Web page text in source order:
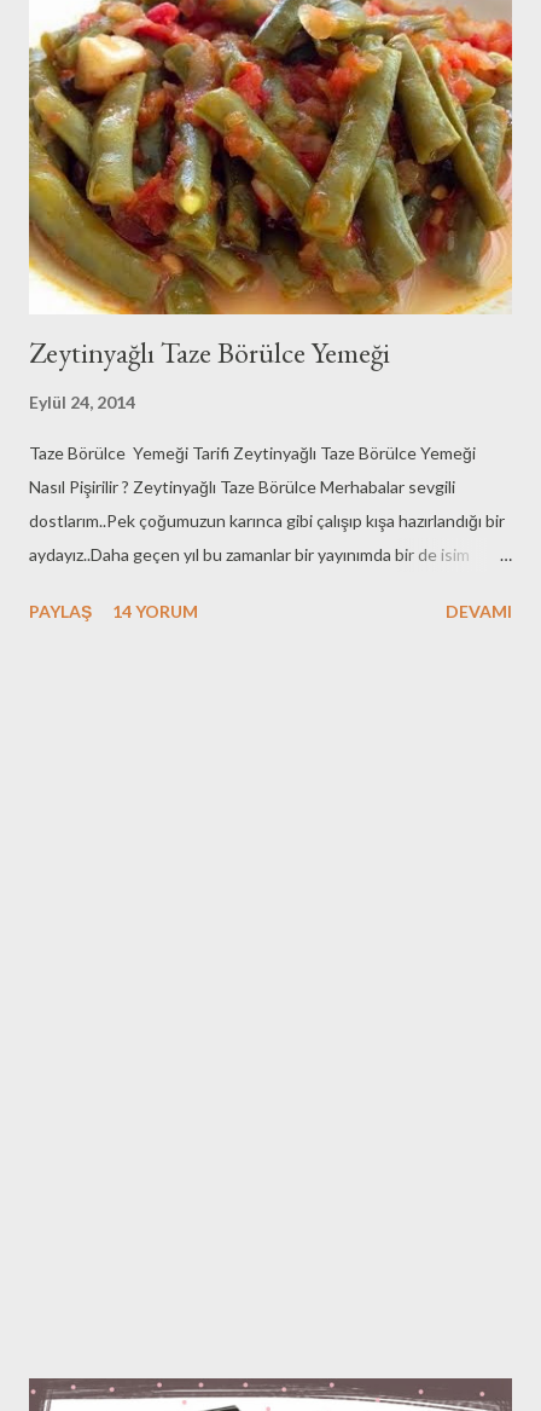
olduğundan bana çok iyi geliyor..Hem de hazır ve
ayıklanmış..Kolay ve pratik geliyor yani..Kış soğuğunda yaz
sıcağıyla içimi ısıtıyorum gibi :)Bu son derece basit tarifi
paylaşmakta ki amacım belli..Hem prensesime bir mutfak arşivi
bırakmak hem de mutfağa ilk kez girenlere yardımcı
olabilmek..Kim bilir belki ailesinden uzakta yaşayan bir
üniversiteli..Ya da annesine sürpriz yapmak isteyen bir evlat
okur..O zaman sizi mutfağıma alayım..Buyrun Zeyno'nu...
Zeytinyağlı Taze Börülce Yemeği
Eylül 24, 2014
Taze Börülce Yemeği Tarifi Zeytinyağlı Taze Börülce Yemeği
Nasıl Pişirilir ? Zeytinyağlı Taze Börülce Merhabalar sevgili
dostlarım..Pek çoğumuzun karınca gibi çalışıp kışa hazırlandığı bir
aydayız..Daha geçen yıl bu zamanlar bir yayınımda bir de isim
SENDROMU demiştim Tarhana tarifimde :)Aynen sendromumuz
PAYLAŞ 14 YORUM DEVAMI